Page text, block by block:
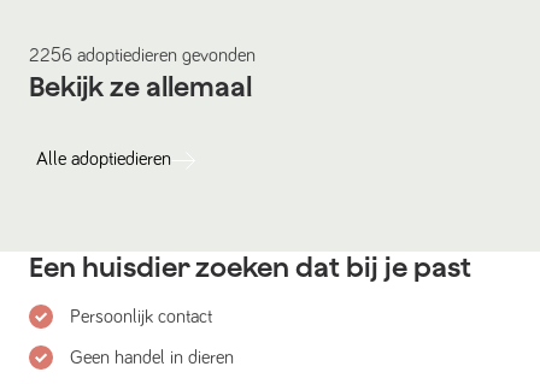
2256 adoptiedieren gevonden
Bekijk ze allemaal
Alle adoptiedieren
Een huisdier zoeken dat bij je past
Persoonlijk contact
Geen handel in dieren